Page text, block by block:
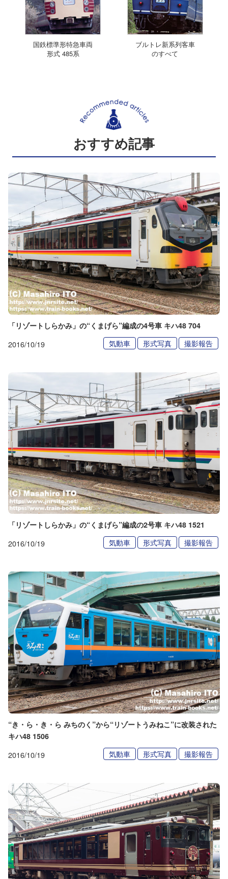
国鉄標準形特急車両
形式 485系
ブルトレ新系列客車
のすべて
おすすめ記事
「リゾートしらかみ」の“くまげら”編成の4号車 キハ48 704
2016/10/19 気動車 形式写真 撮影報告
「リゾートしらかみ」の“くまげら”編成の2号車 キハ48 1521
2016/10/19 気動車 形式写真 撮影報告
“き・ら・き・ら みちのく”から“リゾートうみねこ”に改装された
キハ48 1506
2016/10/19 気動車 形式写真 撮影報告